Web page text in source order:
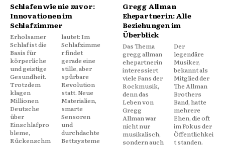
Schlafen wie nie zuvor:
Innovationen im
Schlafzimmer
Erholsamer
Schlaf ist die
Basis für
körperliche
und geistige
Gesundheit.
Trotzdem
klagen
Millionen
Deutsche
über
Einschlafpro
bleme,
Rückenschm
lautet: Im
Schlafzimme
r findet
gerade eine
stille, aber
spürbare
Revolution
statt. Neue
Materialien,
smarte
Sensoren
und
durchdachte
Bettsysteme
Gregg Allman
Ehepartnerin: Alle
Beziehungen im
Überblick
Das Thema
gregg allman
ehepartnerin
interessiert
viele Fans der
Rockmusik,
denn das
Leben von
Gregg
Allman war
nicht nur
musikalisch,
sondern auch
Der
legendäre
Musiker,
bekannt als
Mitglied der
The Allman
Brothers
Band, hatte
mehrere
Ehen, die oft
im Fokus der
Öffentlichkei
t standen.